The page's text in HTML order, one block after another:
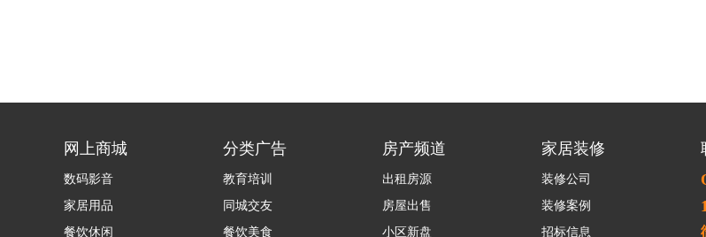
网上商城
数码影音
家居用品
餐饮休闲
分类广告
教育培训
同城交友
餐饮美食
房产频道
出租房源
房屋出售
小区新盘
家居装修
装修公司
装修案例
招标信息